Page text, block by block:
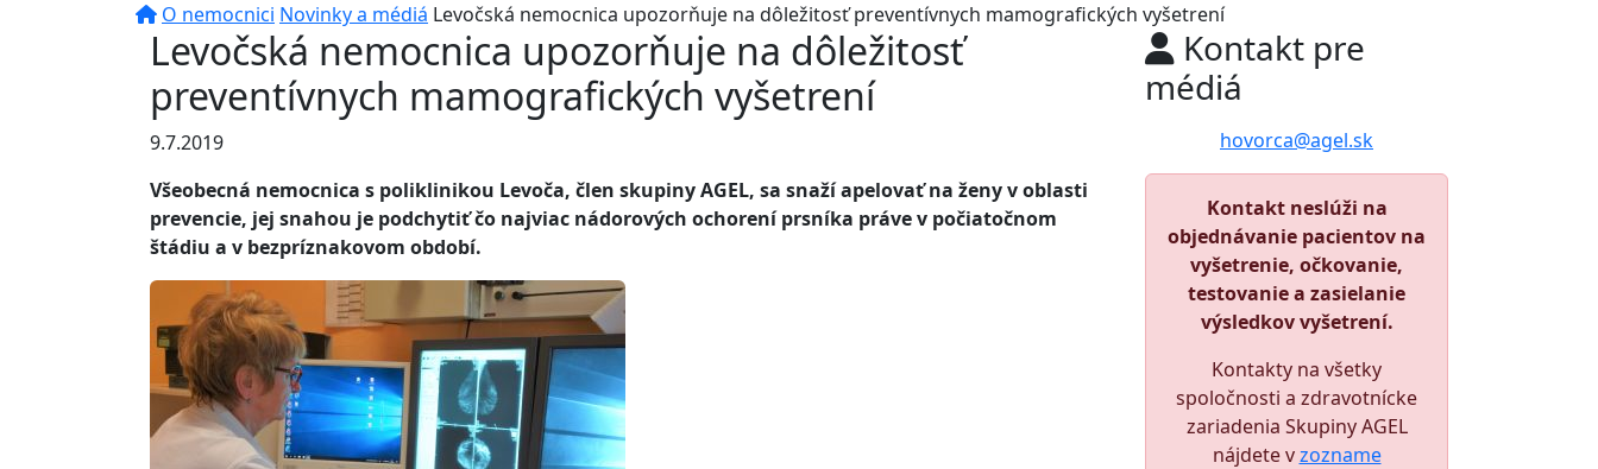
O nemocnici Novinky a médiá Levočská nemocnica upozorňuje na dôležitosť preventívnych mamografických vyšetrení
Levočská nemocnica upozorňuje na dôležitosť
preventívnych mamografických vyšetrení
9.7.2019
Všeobecná nemocnica s poliklinikou Levoča, člen skupiny AGEL, sa snaží apelovať na ženy v oblasti
prevencie, jej snahou je podchytiť čo najviac nádorových ochorení prsníka práve v počiatočnom
štádiu a v bezpríznakovom období.
Kontakt pre
médiá
hovorca@agel.sk
Kontakt neslúži na
objednávanie pacientov na
vyšetrenie, očkovanie,
testovanie a zasielanie
výsledkov vyšetrení.
Kontakty na všetky
spoločnosti a zdravotnícke
zariadenia Skupiny AGEL
nájdete vzozname